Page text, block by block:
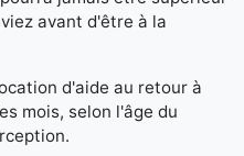
avant d'être à la
d'aide au retour à
mois, selon l'âge du